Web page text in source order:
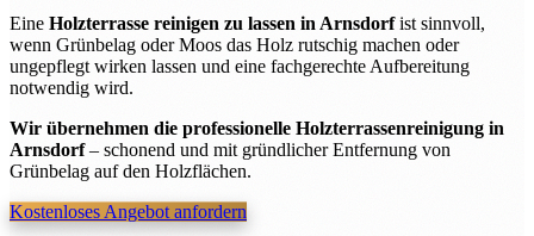
Eine Holzterrasse reinigen zu lassen in Arnsdorfist sinnvoll,
wenn Grünbelag oder Moos das Holz rutschig machen oder
ungepflegt wirken lassen und eine fachgerechte Aufbereitung
notwendig wird.
Wir übernehmen die professionelle Holzterrassenreinigung in
Arnsdorf– schonend und mit gründlicher Entfernung von
Grünbelag auf den Holzflächen.
Kostenloses Angebot anfordern